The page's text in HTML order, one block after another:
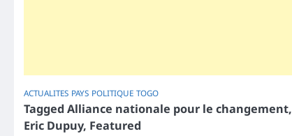
ACTUALITES PAYS POLITIQUE TOGO
Tagged Alliance nationale pour le changement,
Eric Dupuy, Featured